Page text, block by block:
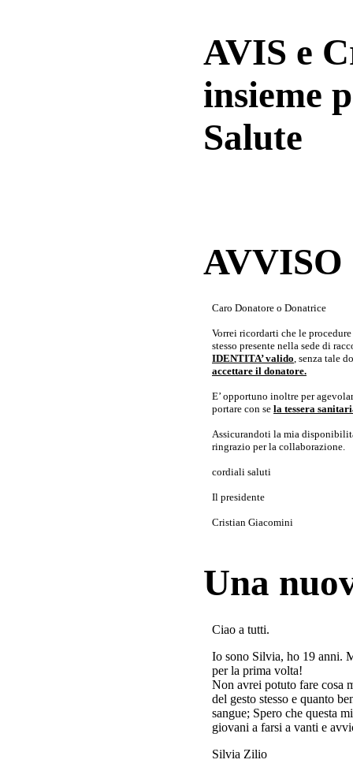
AVIS e
insieme
Salute
Caro Donatore o Donatrice
Vorrei ricordarti che le
stesso presente nella sede di
IDENTITA’ valido, senza tale
accettare il donatore.
E’ opportuno inoltre per
portare con se la tessera
Assicurandoti la mia
ringrazio per la collaborazione.
cordiali saluti
Il presidente
Cristian Giacomini
Una
Ciao a tutti.
Io sono Silvia, ho 19 anni.
per la prima volta!
Non avrei potuto fare cosa
del gesto stesso e quanto
sangue; Spero che questa
giovani a farsi a vanti e
Silvia Zilio